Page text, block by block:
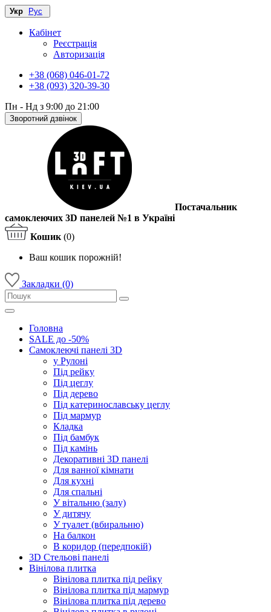
Укр Рус
Кабінет
Реєстрація
Авторизація
+38 (068) 046-01-72
+38 (093) 320-39-30
Пн - Нд з 9:00 до 21:00
Зворотний дзвінок
Постачальник
самоклеючих 3D панелей №1 в Україні
Кошик (0)
Ваш кошик порожній!
Закладки (0)
Головна
SALE до -50%
Самоклеючі панелі 3D
у Рулоні
Під рейку
Під цеглу
Під дерево
Під катеринославську цеглу
Під мармур
Кладка
Під бамбук
Під камінь
Декоративні 3D панелі
Для ванної кімнати
Для кухні
Для спальні
У вітальню (залу)
У дитячу
У туалет (вбиральню)
На балкон
В коридор (передпокій)
3D Стельові панелі
Вінілова плитка
Вінілова плитка під рейку
Вінілова плитка під мармур
Вінілова плитка під дерево